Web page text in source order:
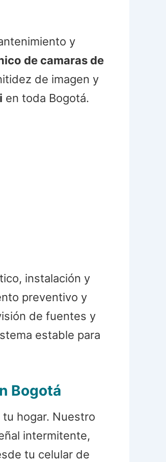
y
de camaras de
de imagen y
en toda Bogotá.
instalación y
preventivo y
de fuentes y
estable para
Bogotá
hogar. Nuestro
intermitente,
tu celular de